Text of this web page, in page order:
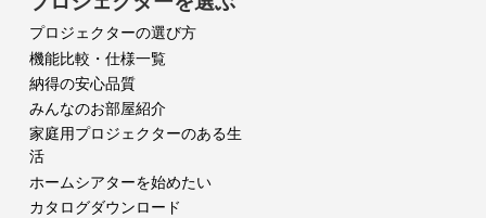
プロジェクターの選び方
機能比較・仕様一覧
納得の安心品質
みんなのお部屋紹介
家庭用プロジェクターのある生
活
ホームシアターを始めたい
カタログダウンロード